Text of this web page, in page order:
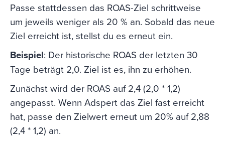
Passe stattdessen das ROAS-Ziel schrittweise
um jeweils weniger als 20 % an. Sobald das neue
Ziel erreicht ist, stellst du es erneut ein.
Beispiel: Der historische ROAS der letzten 30
Tage beträgt 2,0. Ziel ist es, ihn zu erhöhen.
Zunächst wird der ROAS auf 2,4 (2,0 * 1,2)
angepasst. Wenn Adspert das Ziel fast erreicht
hat, passe den Zielwert erneut um 20% auf 2,88
(2,4 * 1,2) an.